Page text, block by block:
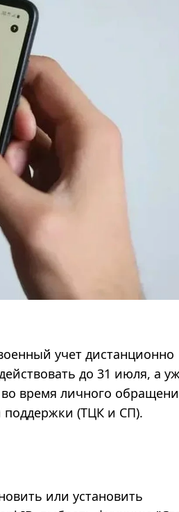
учет дистанционно
до 31 июля, а
время личного
поддержки (ТЦК и СП).
или установить